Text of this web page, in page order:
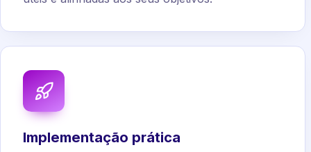
Implementação prática